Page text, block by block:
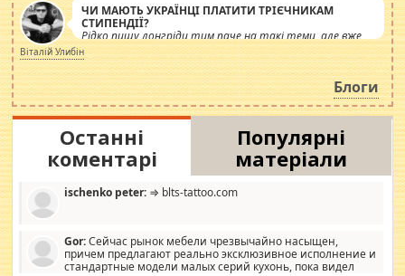
ЧИ МАЮТЬ УКРАЇНЦІ ПЛАТИТИ ТРІЄЧНИКАМ
СТИПЕНДІЇ?
Рідко пишу лонгріди тим паче на такі теми, але вже
просто дістало! Обурюють сьогоднішні інсенуації
навколо стипендіального питання. Штучно
роздувається ще одна соціальна катастрофа.
Віталій Улибін
Блоги
Останні
коментарі
Популярні
матеріали
ischenko peter: ⇒ blts-tattoo.com
Gor:Сейчас рынок мебели чрезвычайно насыщен,
причем предлагают реально эксклюзивное исполнение и
стандартные модели малых серий кухонь, пока видел